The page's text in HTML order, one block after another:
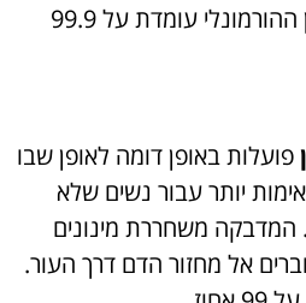
רמת היעילות של ההתקן ההורמונלי עומדת על 99.9
פועלות באופן דומה לאופן שבו
יותר עבור נשים שלא
המדבקה משחררת מינונים
אל מחזור הדם דרך העור.